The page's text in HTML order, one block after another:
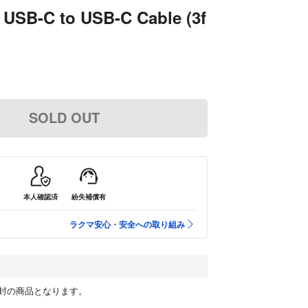
C to USB-C Cable (3f
SOLD OUT
本人確認済 紛失補償有
ラクマ安心・安全への取り組み
商品となります。